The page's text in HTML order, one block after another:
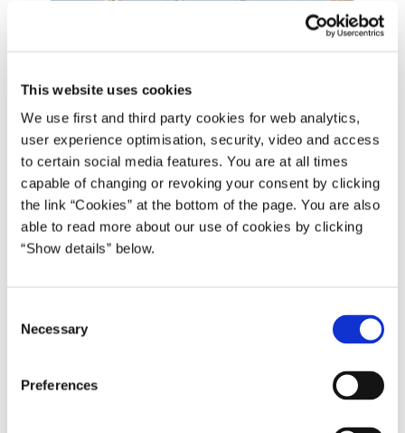
This website uses cookies
We use first and third party cookies for web analytics,
user experience optimisation, security, video and access
to certain social media features. You are at all times
capable of changing or revoking your consent by clicking
the link “Cookies” at the bottom of the page. You are also
able to read more about our use of cookies by clicking
“Show details” below.
Necessary
Preferences
Det er en helt ny digital verden, som inden for de
kommende år vil blive til virkelighed, når det kommende
5G-net skal udrulles i Danmark. Derfor præsenteres en 5G-
handlingsplan for Danmark, der skal sørge for, at
teleselskaberne har så gode forhold som muligt til at
udrulle 5G, og erhvervslivet kan udvikle nyskabende 5G-
teknologiske udvikling, at vi skaber de bedst mulige
og anvendelsen af det hurtige 5G-net. Danmark skal være
med helt fremme, så vi fastholder vækst og arbejdsplader